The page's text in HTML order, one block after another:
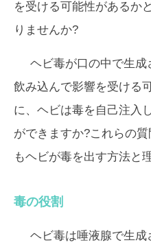
を受ける可能性があるか
りませんか?
ヘビ毒が口の中で生
飲み込んで影響を受ける
に、ヘビは毒を自己注入
ができますか?これらの
もヘビが毒を出す方法と
毒の役割
ヘビ毒は唾液腺で生